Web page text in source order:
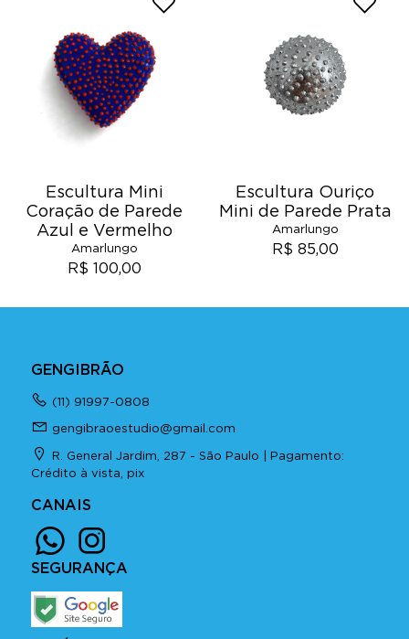
Escultura Mini
Coração de Parede
Azul e Vermelho
Amarlungo
R$ 100,00
Escultura Ouriço
Mini de Parede Prata
Amarlungo
R$ 85,00
GENGIBRÃO
(11) 91997-0808
gengibraoestudio@gmail.com
R. General Jardim, 287 - São Paulo | Pagamento:
Crédito à vista, pix
CANAIS
SEGURANÇA